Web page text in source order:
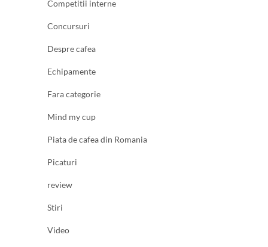
Competitii interne
Concursuri
Despre cafea
Echipamente
Fara categorie
Mind my cup
Piata de cafea din Romania
Picaturi
review
Stiri
Video